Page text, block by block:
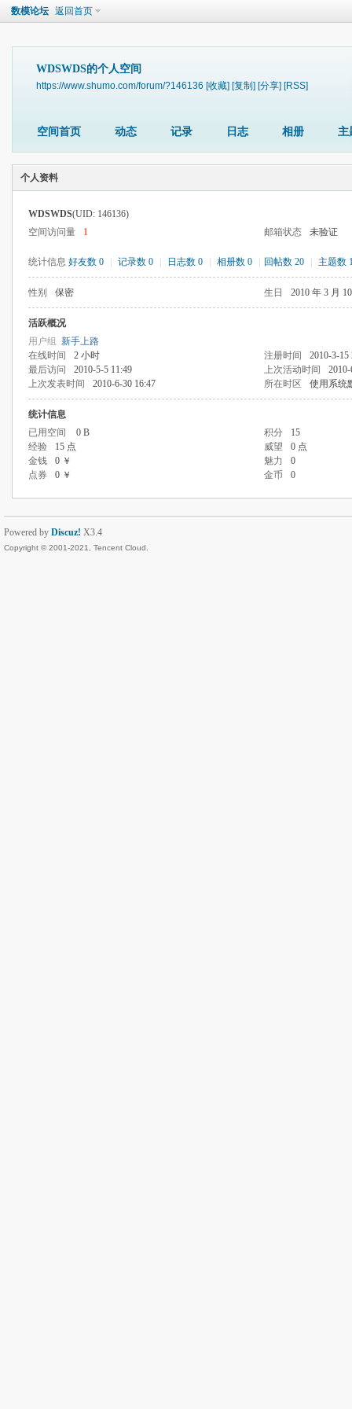
数模论坛 返回首页
WDSWDS的个人空间
https://www.shumo.com/forum/?146136 [收藏] [复制] [分享] [RSS]
空间首页 动态 记录 日志 相册 主
个人资料
WDSWDS(UID: 146136)
空间访问量
1 邮箱状态 未验证
统计信息 好友数 0 记录数 0 日志数 0 相册数 0 回帖数 20 主题数
性别 保密 生日 2010 年 3 月
活跃概况
用户组 新手上路
在线时间
2 小时 注册时间
2010-3-15
最后访问
2010-5-5 11:49 上次活动时间
上次发表时间
2010-6-30 16:47 所在时区 使用系统
统计信息
已用空间
0 B 积分
15
经验
15 点 威望
0 点
金钱
0 ￥ 魅力
0
点券
0 ￥ 金币 0
Powered by Discuz! X3.4
Copyright © 2001-2021, Tencent Cloud.